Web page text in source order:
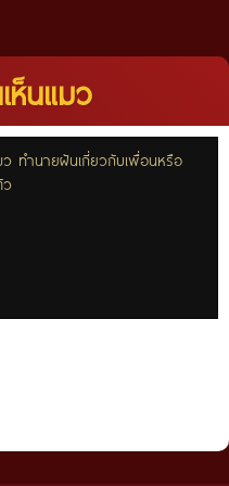
ห็นแมว
ว ทำนายฝันเกี่ยวกับเพื่อนหรือ
ว